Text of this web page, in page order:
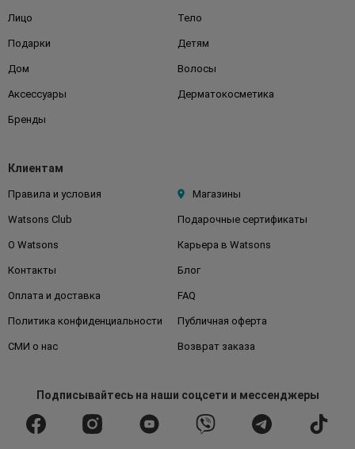
Лицо Тело
Подарки Детям
Дом Волосы
Аксессуары Дерматокосметика
Бренды
Клиентам
Правила и условия Магазины
Watsons Club Подарочные сертификаты
О Watsons Карьера в Watsons
Контакты Блог
Оплата и доставка FAQ
Политика конфиденциальности Публичная оферта
СМИ о нас Возврат заказа
Подписывайтесьна наши соцсети и мессенджеры